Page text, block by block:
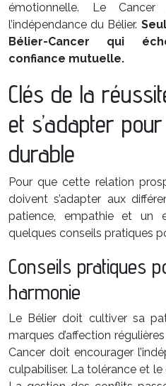
émotionnelle. Le
l’indépendance du Bélier.
Bélier-Cancer qui
confiance mutuelle.
Clés de la
et s’adapter
durable
Pour que cette relation
doivent s’adapter aux
patience, empathie et un
quelques conseils pratiques
Conseils pratiques
harmonie
Le Bélier doit cultiver sa
marques d’affection
Cancer doit encourager
culpabiliser. La tolérance et